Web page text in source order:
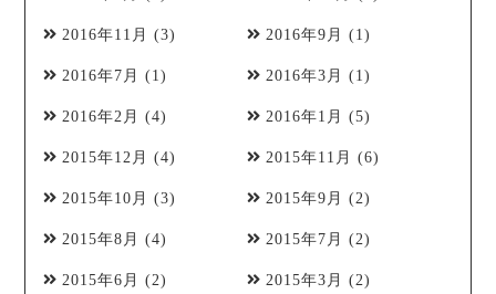
2016年11月 (3) 2016年9月 (1)
2016年7月 (1) 2016年3月 (1)
2016年2月 (4) 2016年1月 (5)
2015年12月 (4) 2015年11月 (6)
2015年10月 (3) 2015年9月 (2)
2015年8月 (4) 2015年7月 (2)
2015年6月 (2) 2015年3月 (2)